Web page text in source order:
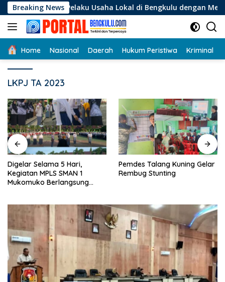
Langsung
ke
konten
Breaking News
Pelaku Usaha Lokal di Bengkulu dengan Meningkatkan
Home Nasional Daerah Hukum Peristiwa Kriminal
LKPJ TA 2023
Digelar Selama 5 Hari,
Kegiatan MPLS SMAN 1
Mukomuko Berlangsung
Pemdes Talang Kuning Gelar
Rembug Stunting